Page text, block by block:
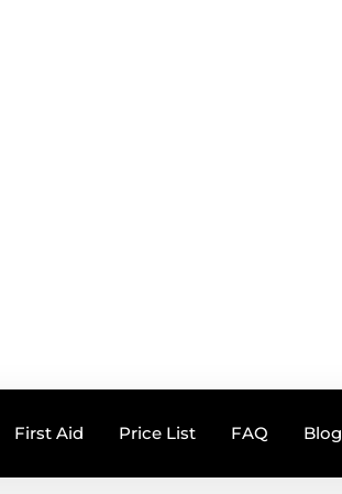
First Aid Price List FAQ Blog